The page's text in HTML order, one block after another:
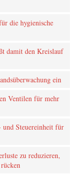
die hygienische
damit den Kreislauf
ein
Ventilen für mehr
und Steuereinheit für
zu reduzieren,